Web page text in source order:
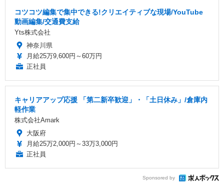
コツコツ編集で集中できる!クリエイティブな現場/YouTube
動画編集/交通費支給
Yts株式会社
神奈川県
月給25万9,600円～60万円
正社員
キャリアアップ応援 「第二新卒歓迎」・「土日休み」/倉庫内
軽作業
株式会社Amark
大阪府
月給25万2,000円～33万3,000円
正社員
Sponsored by